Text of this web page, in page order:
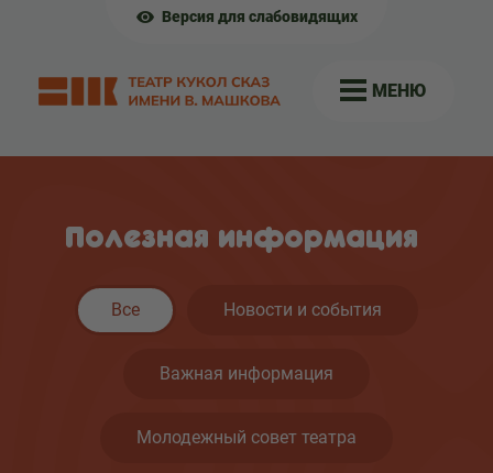
Версия для слабовидящих
МЕНЮ
Полезная информация
Все Новости и события
Важная информация
Молодежный совет театра